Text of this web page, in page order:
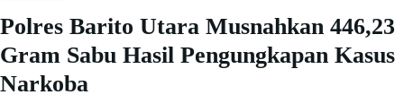
Polres Barito Utara Musnahkan 446,23
Gram Sabu Hasil Pengungkapan Kasus
Narkoba